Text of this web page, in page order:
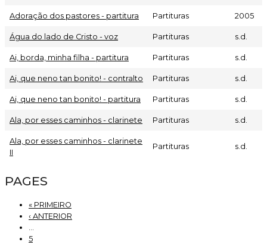
Adoração dos pastores - partitura Partituras 2005
Água do lado de Cristo - voz Partituras s.d.
Ai, borda, minha filha - partitura Partituras s.d.
Ai, que neno tan bonito! - contralto Partituras s.d.
Ai, que neno tan bonito! - partitura Partituras s.d.
Ala, por esses caminhos - clarinete Partituras s.d.
Ala, por esses caminhos - clarinete
II
Partituras s.d.
PAGES
« PRIMEIRO
‹ ANTERIOR
…
5